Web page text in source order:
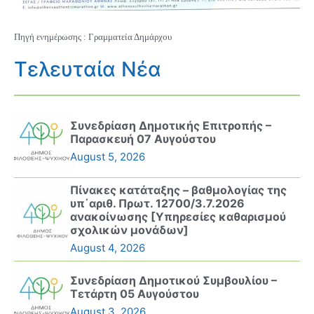
Πηγή ενημέρωσης : Γραμματεία Δημάρχου
Τελευταία Νέα
Συνεδρίαση Δημοτικής Επιτροπής –
Παρασκευή 07 Αυγούστου
August 5, 2026
Πίνακες κατάταξης – βαθμολογίας της
υπ΄αριθ. Πρωτ. 12700/3.7.2026
ανακοίνωσης [Υπηρεσίες καθαρισμού
σχολικών μονάδων]
August 4, 2026
Συνεδρίαση Δημοτικού Συμβουλίου –
Τετάρτη 05 Αυγούστου